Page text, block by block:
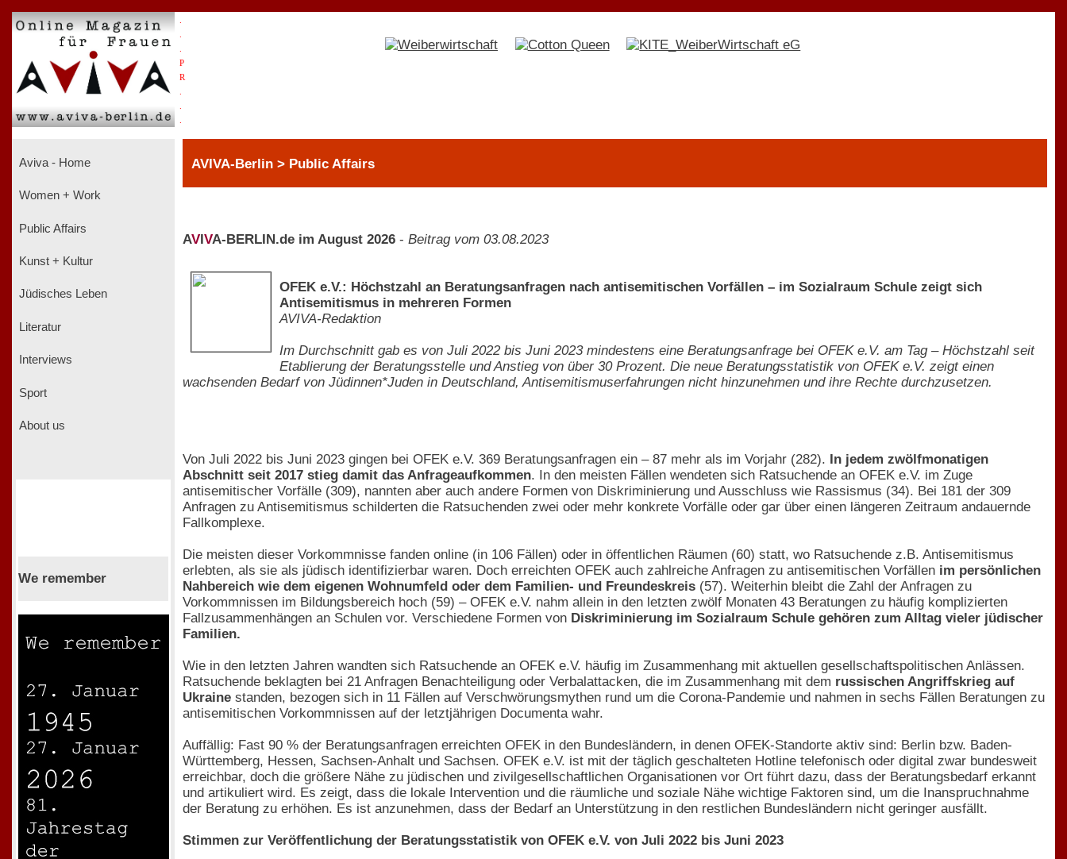
P
R
Aviva - Home
Women + Work
Public Affairs
Kunst + Kultur
Jüdisches Leben
Literatur
Interviews
Sport
About us
We remember
AVIVA-Berlin > Public Affairs
AV VA-BERLIN.de im August 2026 - Beitrag vom 03.08.2023
OFEK e.V.: Höchstzahl an Beratungsanfragen nach antisemitischen Vorfällen – im Sozialraum Schule zeigt sich
Antisemitismus in mehreren Formen
AVIVA-Redaktion
Im Durchschnitt gab es von Juli 2022 bis Juni 2023 mindestens eine Beratungsanfrage bei OFEK e.V. am Tag – Höchstzahl seit
Etablierung der Beratungsstelle und Anstieg von über 30 Prozent. Die neue Beratungsstatistik von OFEK e.V. zeigt einen
wachsenden Bedarf von Jüdinnen*Juden in Deutschland, Antisemitismuserfahrungen nicht hinzunehmen und ihre Rechte durchzusetzen.
Von Juli 2022 bis Juni 2023 gingen bei OFEK e.V. 369 Beratungsanfragen ein – 87 mehr als im Vorjahr (282). In jedem zwölfmonatigen
Abschnitt seit 2017 stieg damit das Anfrageaufkommen. In den meisten Fällen wendeten sich Ratsuchende an OFEK e.V. im Zuge
antisemitischer Vorfälle (309), nannten aber auch andere Formen von Diskriminierung und Ausschluss wie Rassismus (34). Bei 181 der 309
Anfragen zu Antisemitismus schilderten die Ratsuchenden zwei oder mehr konkrete Vorfälle oder gar über einen längeren Zeitraum andauernde
Fallkomplexe.
Die meisten dieser Vorkommnisse fanden online (in 106 Fällen) oder in öffentlichen Räumen (60) statt, wo Ratsuchende z.B. Antisemitismus
erlebten, als sie als jüdisch identifizierbar waren. Doch erreichten OFEK auch zahlreiche Anfragen zu antisemitischen Vorfällen im persönlichen
Nahbereich wie dem eigenen Wohnumfeld oder dem Familien- und Freundeskreis (57). Weiterhin bleibt die Zahl der Anfragen zu
Vorkommnissen im Bildungsbereich hoch (59) – OFEK e.V. nahm allein in den letzten zwölf Monaten 43 Beratungen zu häufig komplizierten
Fallzusammenhängen an Schulen vor. Verschiedene Formen von Diskriminierung im Sozialraum Schule gehören zum Alltag vieler jüdischer
Familien.
Wie in den letzten Jahren wandten sich Ratsuchende an OFEK e.V. häufig im Zusammenhang mit aktuellen gesellschaftspolitischen Anlässen.
Ratsuchende beklagten bei 21 Anfragen Benachteiligung oder Verbalattacken, die im Zusammenhang mit dem russischen Angriffskrieg auf
Ukraine standen, bezogen sich in 11 Fällen auf Verschwörungsmythen rund um die Corona-Pandemie und nahmen in sechs Fällen Beratungen zu
antisemitischen Vorkommnissen auf der letztjährigen Documenta wahr.
Auffällig: Fast 90 % der Beratungsanfragen erreichten OFEK in den Bundesländern, in denen OFEK-Standorte aktiv sind: Berlin bzw. Baden-
Württemberg, Hessen, Sachsen-Anhalt und Sachsen. OFEK e.V. ist mit der täglich geschalteten Hotline telefonisch oder digital zwar bundesweit
erreichbar, doch die größere Nähe zu jüdischen und zivilgesellschaftlichen Organisationen vor Ort führt dazu, dass der Beratungsbedarf erkannt
und artikuliert wird. Es zeigt, dass die lokale Intervention und die räumliche und soziale Nähe wichtige Faktoren sind, um die Inanspruchnahme
der Beratung zu erhöhen. Es ist anzunehmen, dass der Bedarf an Unterstützung in den restlichen Bundesländern nicht geringer ausfällt.
Stimmen zur Veröffentlichung der Beratungsstatistik von OFEK e.V. von Juli 2022 bis Juni 2023